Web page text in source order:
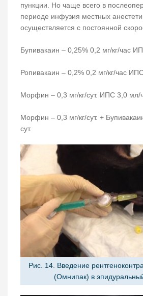
пункции. Но чаще всего в
периоде инфузия местных
осуществляется с постоянной
Бупивакаин – 0,25% 0,2 мг/кг/час
Ропивакаин – 0,2% 0,2 мг/кг/час
Морфин – 0,3 мг/кг/сут. ИПС 3,0 мл/
Морфин – 0,3 мг/кг/сут. +
сут.
Рис. 14. Введение
(Омнипак) в